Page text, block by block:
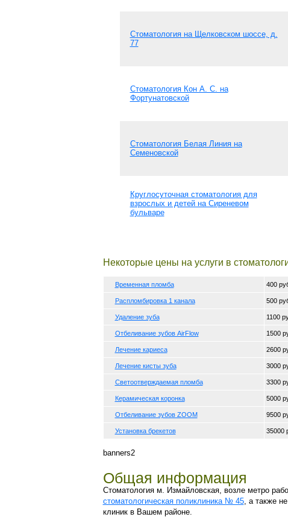
Стоматология на Щелковском шоссе, д.
77
Стоматология Кон А. С. на
Фортунатовской
Стоматология Белая Линия на
Семеновской
Круглосуточная стоматология для
взрослых и детей на Сиреневом
бульваре
Некоторые цены на услуги в
Временная пломба 400
Распломбировка 1 канала 500
Удаление зуба 1100
Отбеливание зубов AirFlow 1500
Лечение кариеса 2600
Лечение кисты зуба 3000
Светоотверждаемая пломба 3300
Керамическая коронка 5000
Отбеливание зубов ZOOM 9500
Установка брекетов 35000
banners2
Общая информация
Стоматология м. Измайловская, возле метро
стоматологическая поликлиника № 45, а также
клиник в Вашем районе.